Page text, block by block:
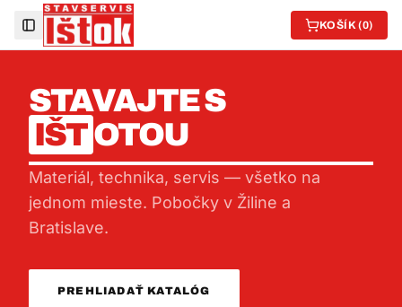
Toggle Sidebar KOŠÍK (0)
STAVAJTE S
IŠTOTOU
Materiál, technika, servis — všetko na
jednom mieste. Pobočky v Žiline a
Bratislave.
PREHLIADAŤ KATALÓG